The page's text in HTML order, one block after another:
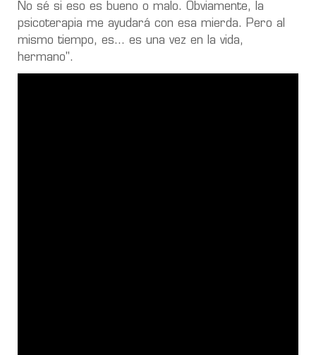
No sé si eso es bueno o malo. Obviamente, la
psicoterapia me ayudará con esa mierda. Pero al
mismo tiempo, es... es una vez en la vida,
hermano".